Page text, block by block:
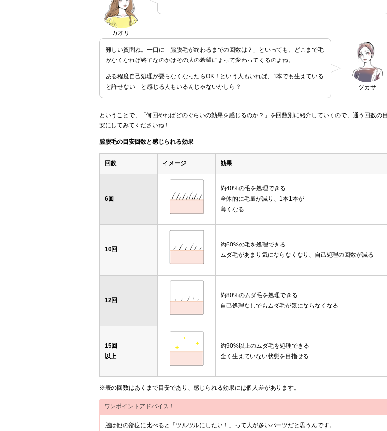
カオリ
ツカサ
難しい質問ね。一口に「脇脱毛が終わるまでの回数は？」といっても、どこまで毛
がなくなれば終了なのかはその人の希望によって変わってくるのよね。
ある程度自己処理が要らなくなったらOK！という人もいれば、1本でも生えている
と許せない！と感じる人もいるんじゃないかしら？
ということで、「何回やればどのぐらいの効果を感じるのか？」を回数別に紹介していくので、通う回数の目
安にしてみてくださいね！
脇脱毛の目安回数と感じられる効果
回数 イメージ 効果
6回
約40%の毛を処理できる
全体的に毛量が減り、1本1本が
薄くなる
10回
約60%の毛を処理できる
ムダ毛があまり気にならなくなり、自己処理の回数が減る
12回
約80%のムダ毛を処理できる
自己処理なしでもムダ毛が気にならなくなる
15回
以上
約90%以上のムダ毛を処理できる
全く生えていない状態を目指せる
※表の回数はあくまで目安であり、感じられる効果には個人差があります。
ワンポイントアドバイス！
脇は他の部位に比べると「ツルツルにしたい！」って人が多いパーツだと思うんです。